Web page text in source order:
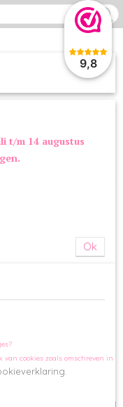
9,8
t/m 14 augustus
Ok
cookies zoals omschreven in